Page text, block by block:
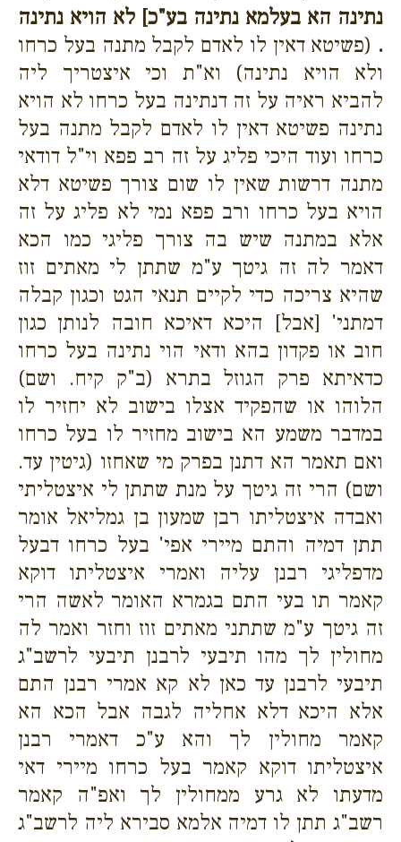
נתינה הא בעלמא נתינה בע"כ] לא הויא נתינה
. (פשיטא דאין לו לאדם לקבל מתנה בעל כרחו
ולא הויא נתינה) וא"ת וכי איצטריך ליה
להביא ראיה על זה דנתינה בעל כרחו לא הויא
נתינה פשיטא דאין לו לאדם לקבל מתנה בעל
כרחו ועוד היכי פליג על זה רב פפא וי"ל דודאי
מתנה דרשות שאין לו שום צורך פשיטא דלא
הויא בעל כרחו ורב פפא נמי לא פליג על זה
אלא במתנה שיש בה צורך פליגי כמו הכא
דאמר לה זה גיטך ע"מ שתתן לי מאתים זוז
שהיא צריכה כדי לקיים תנאי הגט וכגון קבלה
דמתני' [אבל] היכא דאיכא חובה לנותן כגון
חוב או פקדון בהא ודאי הוי נתינה בעל כרחו
כדאיתא פרק הגוזל בתרא (ב"ק קיח. ושם)
הלוהו או שהפקיד אצלו בישוב לא יחזיר לו
במדבר משמע הא בישוב מחזיר לו בעל כרחו
ואם תאמר הא דתנן בפרק מי שאחזו (גיטין עד.
ושם) הרי זה גיטך על מנת שתתן לי איצטליתי
ואבדה איצטליתו רבן שמעון בן גמליאל אומר
תתן דמיה והתם מיירי אפי' בעל כרחו דבעל
מדפליגי רבנן עליה ואמרי איצטליתו דוקא
קאמר תו בעי התם בגמרא האומר לאשה הרי
זה גיטך ע"מ שתתני מאתים זוז וחזר ואמר לה
מחולין לך מהו תיבעי לרבנן תיבעי לרשב"ג
תיבעי לרבנן עד כאן לא קא אמרי רבנן התם
אלא היכא דלא אחליה לגבה אבל הכא הא
קאמר מחולין לך והא ע"כ דאמרי רבנן
איצטליתו דוקא קאמר בעל כרחו מיירי דאי
מדעתו לא גרע ממחולין לך ואפ"ה קאמר
רשב"ג תתן לו דמיה אלמא סבירא ליה לרשב"ג